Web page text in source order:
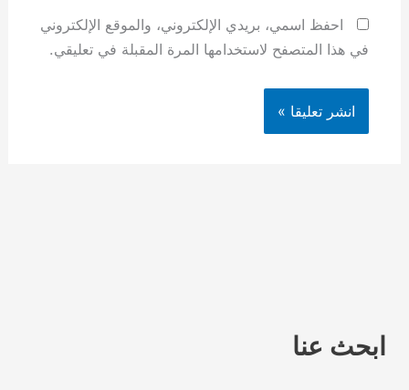
احفظ اسمي، بريدي الإلكتروني، والموقع الإلكتروني
في هذا المتصفح لاستخدامها المرة المقبلة في تعليقي.
ابحث عنا